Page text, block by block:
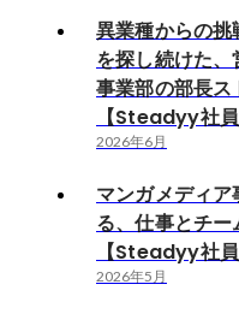
異業種からの
を探し続けた
事業部の部長ス
【Steadyy社
2026年6月
マンガメディ
る、仕事とチー
【Steadyy社
2026年5月